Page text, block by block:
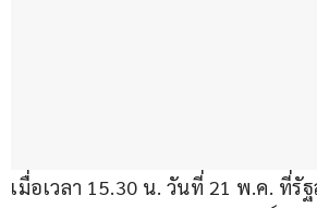
เมื่อเวลา 15.30 น. วันที่ 21 พ.ค. ที่